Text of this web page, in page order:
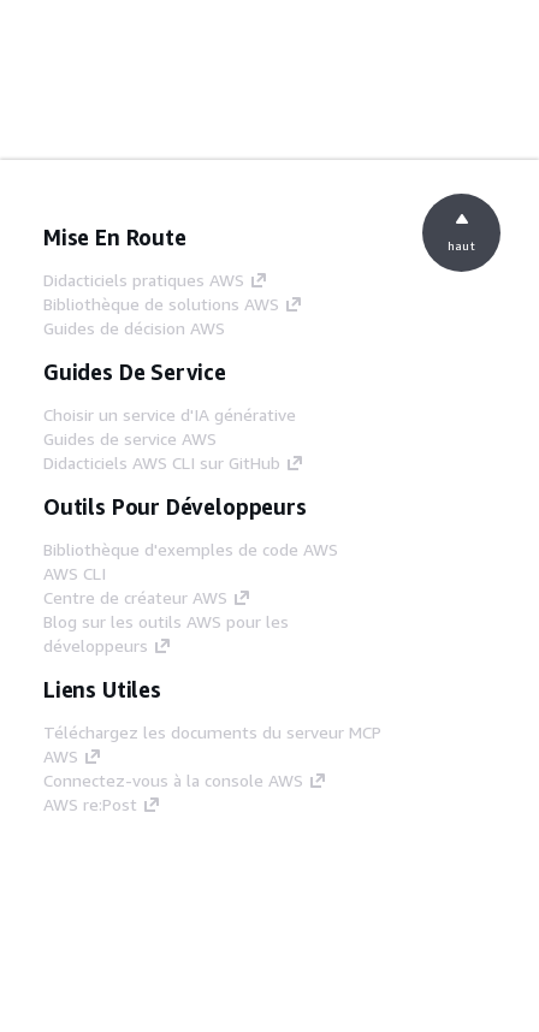
Mise En Route
Didacticiels pratiques AWS
Bibliothèque de solutions AWS
Guides de décision AWS
Guides De Service
Choisir un service d'IA générative
Guides de service AWS
Didacticiels AWS CLI sur GitHub
Outils Pour Développeurs
Bibliothèque d'exemples de code AWS
AWS CLI
Centre de créateur AWS
Blog sur les outils AWS pour les
développeurs
Liens Utiles
Téléchargez les documents du serveur MCP
AWS
Connectez-vous à la console AWS
AWS re:Post
haut